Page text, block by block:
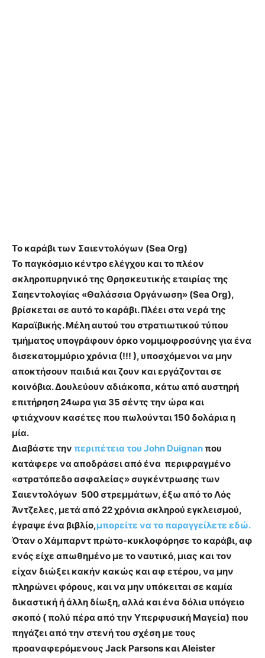
Το καράβι των Σαιεντολόγων (Sea Org)
Το παγκόσμιο κέντρο ελέγχου και το πλέον
σκληροπυρηνικό της Θρησκευτικής εταιρίας της
Σαηεντολογίας «Θαλάσσια Οργάνωση» (Sea Org),
βρίσκεται σε αυτό το καράβι. Πλέει στα νερά της
Καραϊβικής. Μέλη αυτού του στρατιωτικού τύπου
τμήματος υπο­γράφουν όρκο νομιμοφροσύνης για ένα
δισεκατομμύριο χρόνια (!!! ), υποσχόμενοι να μην
αποκτήσουν παιδιά και ζουν και εργάζονται σε
κοινόβια. Δουλεύουν αδιάκοπα, κάτω από αυστηρή
επιτήρηση 24ωρα για 35 σέντς την ώρα και
φτιάχνουν κασέτες που πωλούνται 150 δολάρια η
μία.
Διαβάστε την περιπέτεια του John Duignan που
κατάφερε να αποδράσει από ένα περιφραγμένο
«στρατόπεδο ασφαλείας» συγκέντρωσης των
Σαιεντολόγων 500 στρεμμάτων, έξω από το Λός
Άντζελες, μετά από 22 χρό­νια σκληρού εγκλεισμού,
έγραψε ένα βιβλίο,μπορείτε να το παραγγείλετε εδώ.
Όταν ο Χάμπαρντ πρώτο-κυκλοφόρησε το καράβι, αφ
ενός είχε απωθημένο με το ναυτικό, μιας και τον
είχαν διώξει κακήν κακώς και αφ ετέρου, να μην
πληρώνει φόρους, και να μην υπόκειται σε καμία
δικαστική ή άλλη δίωξη, αλλά και ένα δόλια υπόγειο
σκοπό ( πολύ πέρα από την Υπερφυσική Μαγεία) που
πηγάζει από την στενή του σχέση με τους
προαναφερόμενους Jack Parsons και Aleister